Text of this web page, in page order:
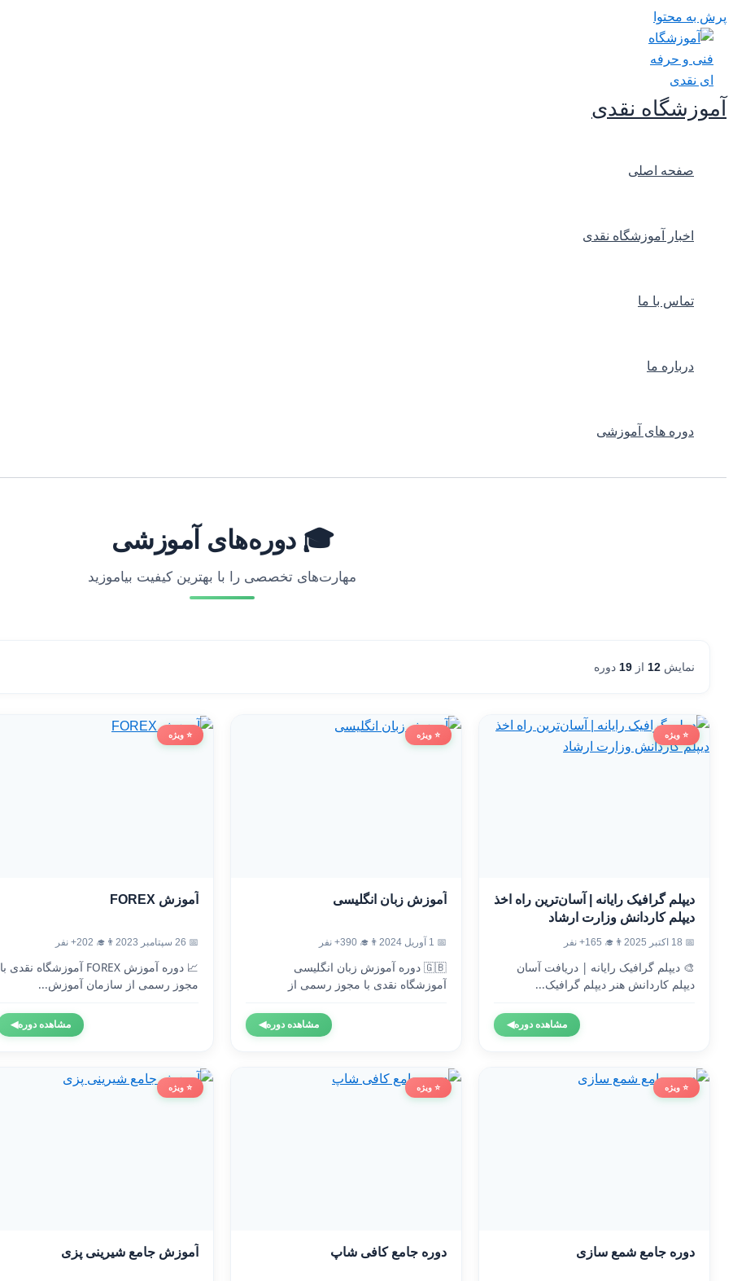
پرش به محتوا
آموزشگاه نقدی
صفحه اصلی
اخبار آموزشگاه نقدی
تماس با ما
درباره ما
دوره های آموزشی
🎓 دوره‌های آموزشی
مهارت‌های تخصصی را با بهترین کیفیت بیاموزید
نمایش 12 از 19 دوره
⭐ ویژه
دیپلم گرافیک رایانه | آسان‌ترین راه اخذ
دیپلم کاردانش وزارت ارشاد
📅 18 اکتبر 2025 👨‍🎓 165+ نفر
🎨 دیپلم گرافیک رایانه | دریافت آسان
دیپلم کاردانش هنر دیپلم گرافیک...
مشاهده دوره◀
⭐ ویژه
آموزش زبان انگلیسی
📅 1 آوریل 2024 👨‍🎓 390+ نفر
🇬🇧 دوره آموزش زبان انگلیسی
آموزشگاه نقدی با مجوز رسمی از
مشاهده دوره◀
⭐ ویژه
آموزش FOREX
📅 26 سپتامبر 2023 👨‍🎓 202+ نفر
📈 دوره آموزش FOREX آموزشگاه نقدی با
مجوز رسمی از سازمان آموزش...
مشاهده دوره◀
⭐ ویژه
دوره جامع شمع سازی
⭐ ویژه
دوره جامع کافی شاپ
⭐ ویژه
آموزش جامع شیرینی پزی